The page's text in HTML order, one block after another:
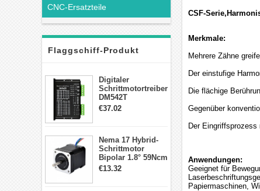
CNC-Ersatzteile
Flaggschiff-Produkt
Digitaler
Schrittmotortreiber
DM542T
Schrittmotor
Schrittmotor
€37.02
Nema 17 Hybrid-
Schrittmotor
Bipolar 1.8° 59Ncm
2A 4 Drähte mit 1m
€13.32
CSF-
Merkmale:
Mehrere Zähne
Der einstufige
Die flächige
Gegenüber
Der Eingriffsprozess
Anwendungen:
Geeignet für
Papiermaschinen,